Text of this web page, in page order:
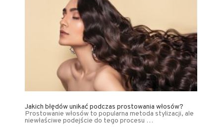
Jakich błędów unikać podczas prostowania włosów?
Prostowanie włosów to popularna metoda stylizacji, ale
niewłaściwe podejście do tego procesu …